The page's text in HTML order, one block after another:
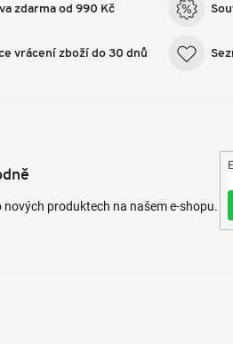
zdarma od 990 Kč
vrácení zboží do 30 dnů
produktech na našem e-shopu.